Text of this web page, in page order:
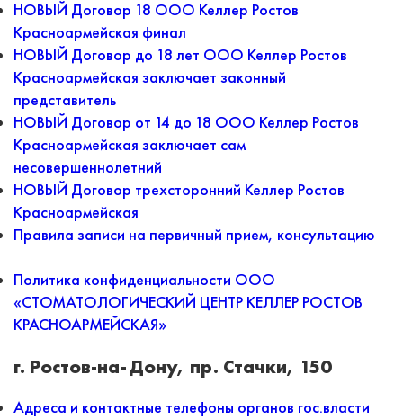
НОВЫЙ Договор 18 ООО Келлер Ростов
Красноармейская финал
НОВЫЙ Договор до 18 лет ООО Келлер Ростов
Красноармейская заключает законный
представитель
НОВЫЙ Договор от 14 до 18 ООО Келлер Ростов
Красноармейская заключает сам
несовершеннолетний
НОВЫЙ Договор трехсторонний Келлер Ростов
Красноармейская
Правила записи на первичный прием, консультацию
Политика конфиденциальности ООО
«СТОМАТОЛОГИЧЕСКИЙ ЦЕНТР КЕЛЛЕР РОСТОВ
КРАСНОАРМЕЙСКАЯ»
г. Ростов-на-Дону, пр. Стачки, 150
Адреса и контактные телефоны органов гос.власти